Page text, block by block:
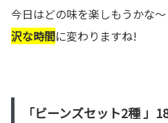
今日はどの味を楽しもうかな
沢な時間に変わりますね!
「ビーンズセット2種 」